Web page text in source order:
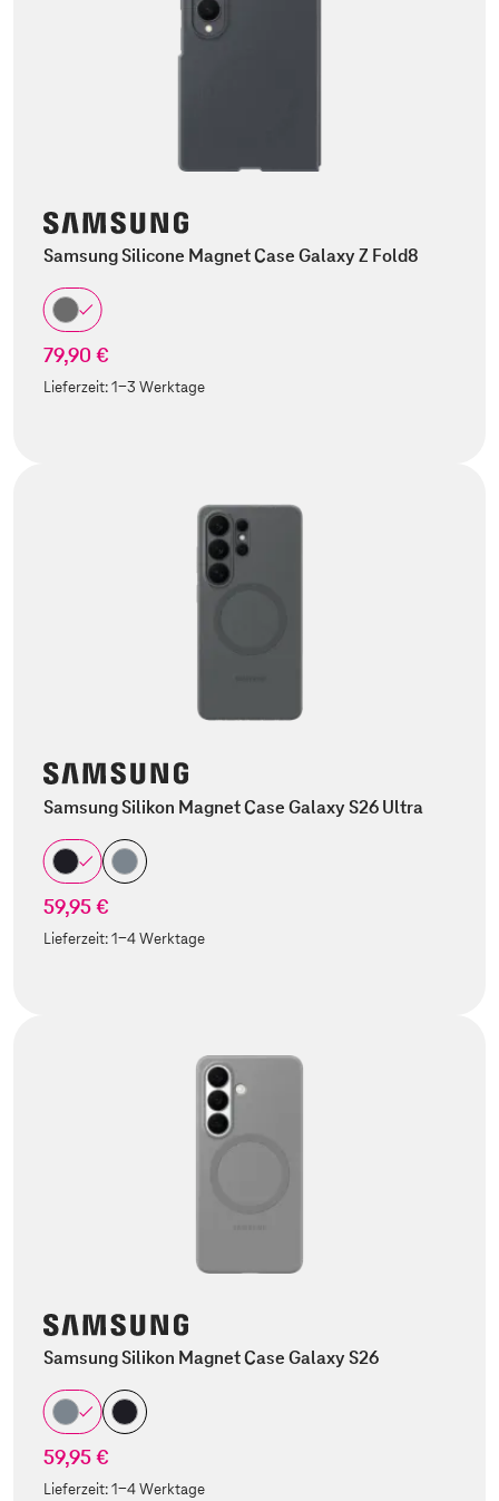
Samsung Silicone Magnet Case Galaxy Z Fold8
79,90 €
Lieferzeit:1-3 Werktage
Samsung Silikon Magnet Case Galaxy S26 Ultra
59,95 €
Lieferzeit:1-4 Werktage
Samsung Silikon Magnet Case Galaxy S26
59,95 €
Lieferzeit:1-4 Werktage